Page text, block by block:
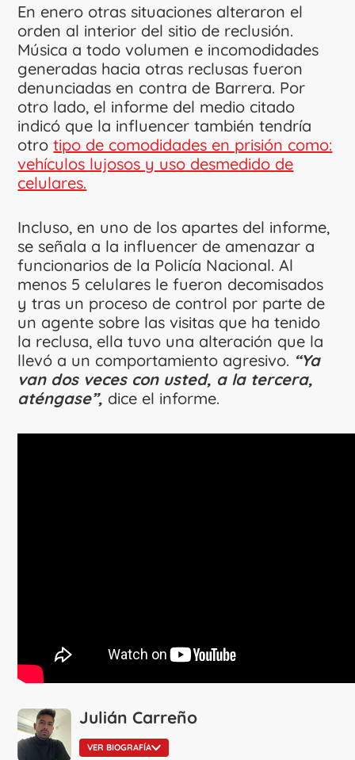
En enero otras situaciones alteraron el
orden al interior del sitio de reclusión.
Música a todo volumen e incomodidades
generadas hacia otras reclusas fueron
denunciadas en contra de Barrera. Por
otro lado, el informe del medio citado
indicó que la influencer también tendría
otrotipo de comodidades en prisión como:
vehículos lujosos y uso desmedido de
celulares.
Incluso, en uno de los apartes del informe,
se señala a la influencer de amenazar a
funcionarios de la Policía Nacional. Al
menos 5 celulares le fueron decomisados
y tras un proceso de control por parte de
un agente sobre las visitas que ha tenido
la reclusa, ella tuvo una alteración que la
llevó a un comportamiento agresivo. “Ya
van dos veces con usted, a la tercera,
aténgase”, dice el informe.
Julián Carreño
VER BIOGRAFÍA